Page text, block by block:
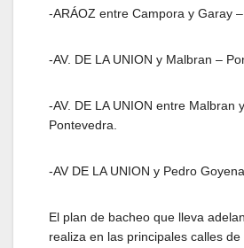
-ARÁOZ entre Campora y Garay
-AV. DE LA UNION y Malbran –
-AV. DE LA UNION entre Malbran
Pontevedra.
-AV DE LA UNION y Pedro Goyena
El plan de bacheo que lleva
realiza en las principales calles